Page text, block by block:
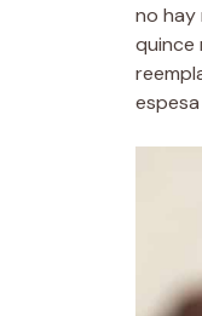
no hay
quince